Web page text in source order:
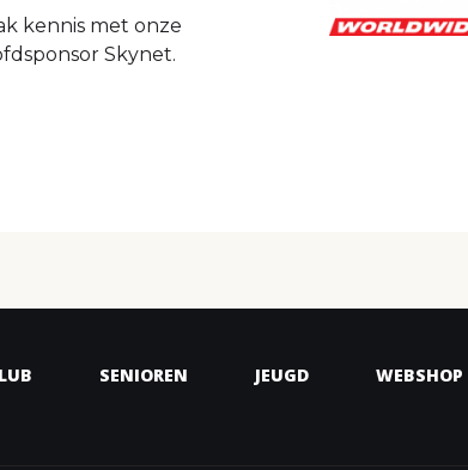
kennis met onze
Skynet.
SENIOREN JEUGD WEBSHOP